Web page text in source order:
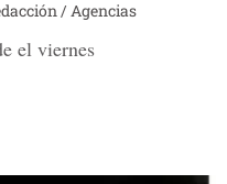
/ Agencias
el viernes